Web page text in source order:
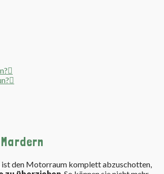
den Motorraum komplett abzuschotten,